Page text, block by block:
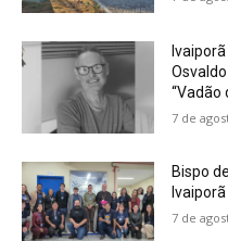
“Vadão
7 de
Bispo
7 de